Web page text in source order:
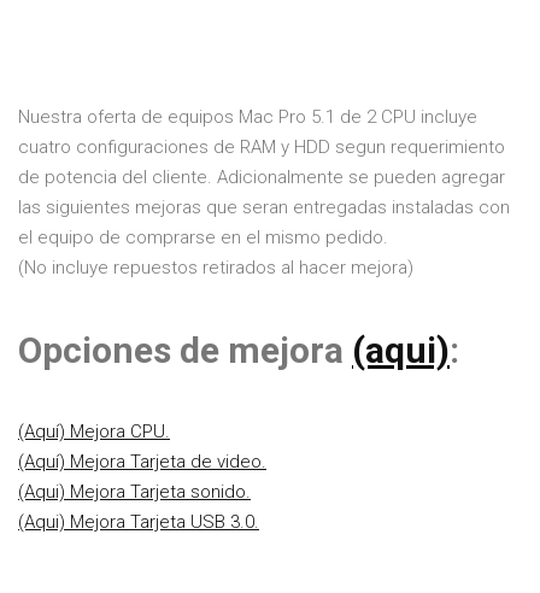
Nuestra oferta de equipos Mac Pro 5.1 de 2 CPU incluye
cuatro configuraciones de RAM y HDD segun requerimiento
de potencia del cliente. Adicionalmente se pueden agregar
las siguientes mejoras que seran entregadas instaladas con
el equipo de comprarse en el mismo pedido.
(No incluye repuestos retirados al hacer mejora)
Opciones de mejora (aqui):
(Aquí) Mejora CPU.
(Aquí) Mejora Tarjeta de video.
(Aqui) Mejora Tarjeta sonido.
(Aqui) Mejora Tarjeta USB 3.0.